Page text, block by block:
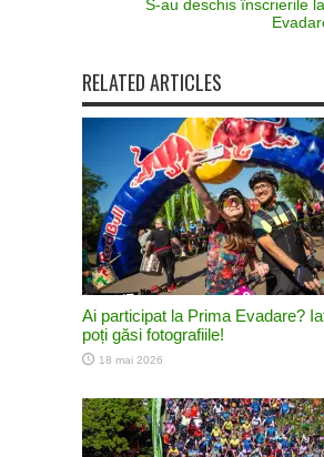
S-au deschis înscrierile
RELATED ARTICLES
Ai participat la Prima Evadare?
poți găsi fotografiile!
18 mai 2026